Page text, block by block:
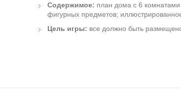
Содержимое: план дома с 6 комнатами
фигурных предметов;
Цель игры: все должно быть